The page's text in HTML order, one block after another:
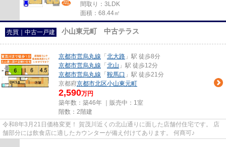
間取り：3LDK
面積：68.44㎡
売買｜中古一戸建 小山東元町 中古テラス
京都市営烏丸線 「 北大路 」駅 徒歩8分
京都市営烏丸線 「 北山 」駅 徒歩12分
京都市営烏丸線 「 鞍馬口 」駅 徒歩21分
京都府京都市北区小山東元町
2,590万円
築年数：築46年 ｜販売中： 1室
階数：2階建
令和8年3月21日価格変更！ 賀茂川近くの北山通りに面した店舗付住宅です。 店
舗部分には飲食店に適したカウンターが備え付けてあります。 何商可♪